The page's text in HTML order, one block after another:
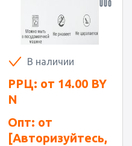
В наличии
РРЦ: от 14.00 BY
N
Опт: от
[Авторизуйтесь,